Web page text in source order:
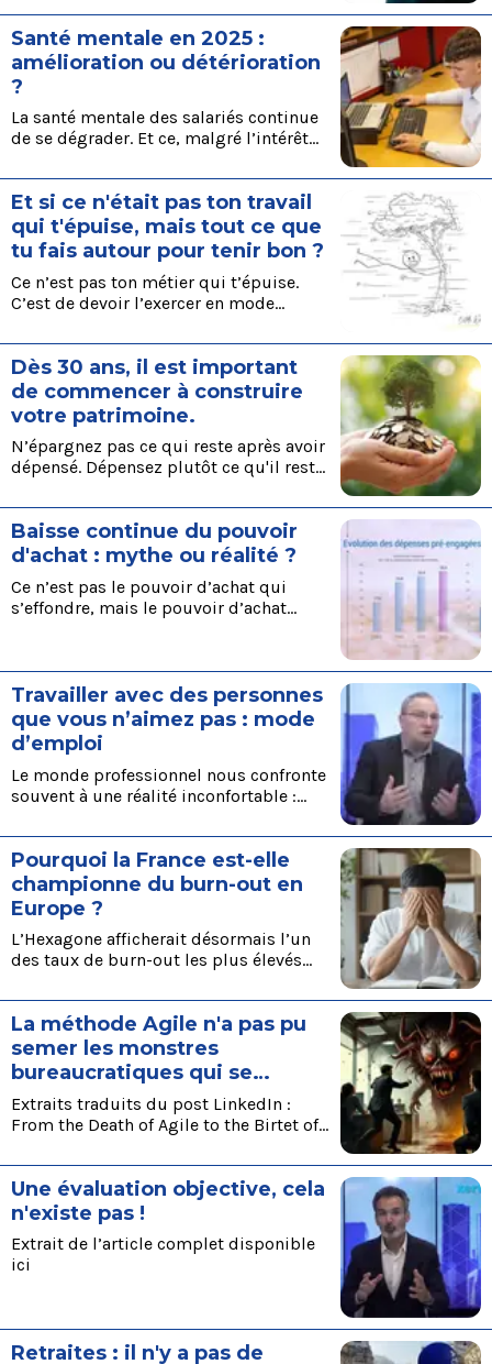
seuls : cet d’un article qui explore ce
phénomène troublant où les
"incompétents" semblent gravir les
échelons, parfois au détriment de ceux
qui maîtrisent vraiment leur métier.
Santé mentale en 2025 :
amélioration ou détérioration
?
La santé mentale des salariés continue
de se dégrader. Et ce, malgré l’intérêt
employeurs.
Et si ce n'était pas ton travail
qui t'épuise, mais tout ce que
tu fais autour pour tenir bon ?
Ce n’est pas ton métier qui t’épuise.
C’est de devoir l’exercer en mode
Dès 30 ans, il est important
de commencer à construire
votre patrimoine.
N’épargnez pas ce qui reste après avoir
dépensé. Dépensez plutôt ce qu'il reste
conseils pour bien gérer votre épargne :
Baisse continue du pouvoir
d'achat : mythe ou réalité ?
Ce n’est pas le pouvoir d’achat qui
s’effondre, mais le pouvoir d’achat
Xerfi Canal
Travailler avec des personnes
que vous n’aimez pas : mode
d’emploi
Le monde professionnel nous confronte
souvent à une réalité inconfortable :
n’apprécie pas. La clé est une approche
rationnelle et stratégique, où l’objectif
prime sur les émotions. Le monde
professionnel nous confronte souvent à
une réalité inconfortable : travailler
avec des personnes que l’on n’apprécie
pas. La clé est une approche rationnelle
les émotions. Voici comment naviguer
dans ces situations pour en sortir
renforcé.
Pourquoi la France est-elle
championne du burn-out en
Europe ?
L’Hexagone afficherait désormais l’un
des taux de burn-out les plus élevés
petons-nous autant de câbles au travail
? Extraits de l’article de Welcome to the
Jungle
La méthode Agile n'a pas pu
semer les monstres
bureaucratiques qui se
cachent dans la plupart des
organisations
Extraits traduits du post LinkedIn :
From the Death of Agile to the Birtet of
Une évaluation objective, cela
n'existe pas !
Extrait de l’article complet disponible
ici
Retraites : il n'y a pas de